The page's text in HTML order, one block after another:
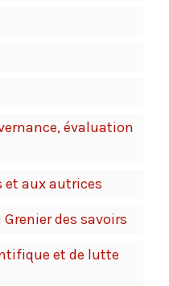
évaluation
aux autrices
des savoirs
et de lutte